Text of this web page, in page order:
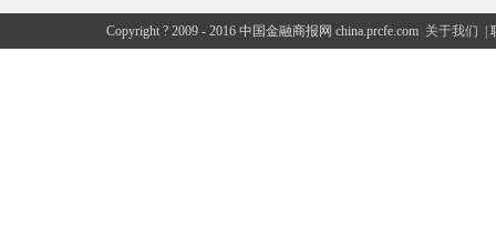
Copyright ? 2009 - 2016 中国金融商报网 china.prcfe.com 关于我们 |